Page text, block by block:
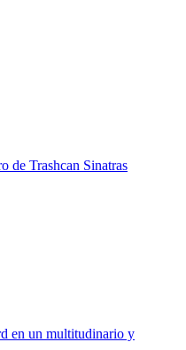
de Trashcan Sinatras
en un multitudinario y